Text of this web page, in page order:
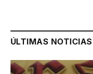
ÚLTIMAS NOTICIAS